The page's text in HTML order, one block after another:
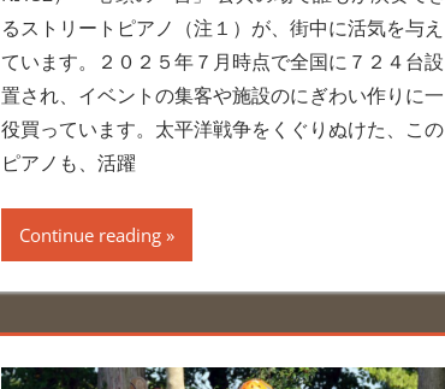
るストリートピアノ（注１）が、街中に活気を与え
ています。２０２５年７月時点で全国に７２４台設
置され、イベントの集客や施設のにぎわい作りに一
役買っています。太平洋戦争をくぐりぬけた、この
ピアノも、活躍
Continue reading